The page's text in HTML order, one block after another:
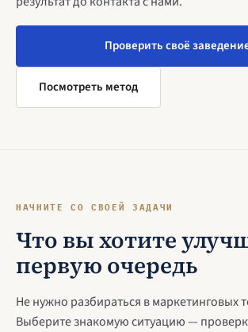
Проверить своё
Посмотреть метод
НАЧНИТЕ СО СВОЕЙ ЗАДАЧИ
Что вы хотите
первую очередь
Не нужно разбираться в маркетинговых
Выберите знакомую ситуацию —